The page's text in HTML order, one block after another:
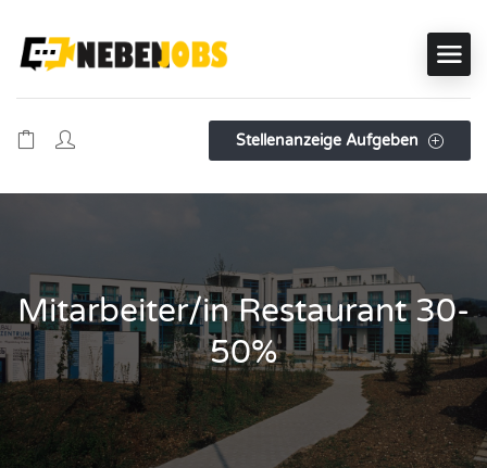
Stellenanzeige Aufgeben
Mitarbeiter/in Restaurant 30-
50%